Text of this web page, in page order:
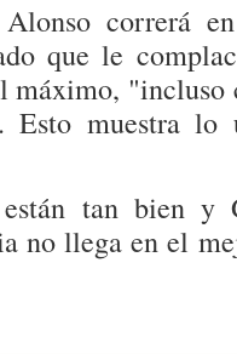
correrá
que le
máximo, "incluso
Esto muestra
tan bien y
no llega en el